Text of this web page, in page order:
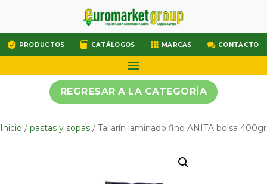
 PRODUCTOS  CATÁLOGOS  MARCAS  CONTACTO
REGRESAR A LA CATEGORÍA
Inicio / pastas y sopas / Tallarín laminado fino ANITA bolsa 400gr